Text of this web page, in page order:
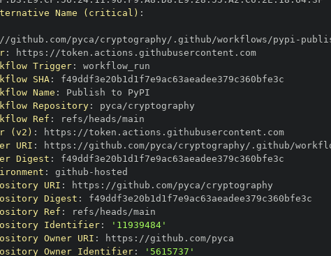
Name (critical) :
//github.com/pyca/cryptography/.github/workflows/pypi -
: https :
//token.actions.githubusercontent.com
Trigger:
SHA:
Name :
Repository:
Ref :
(v2) : https :
//token.actions.githubusercontent.com
URI : https : //github.com/pyca/cryptography/.github/
Digest :
: github -
URI : https :
Digest :
Ref :
Identifier:
'11939484'
Owner URI : https :
Owner Identifier: '5615737'